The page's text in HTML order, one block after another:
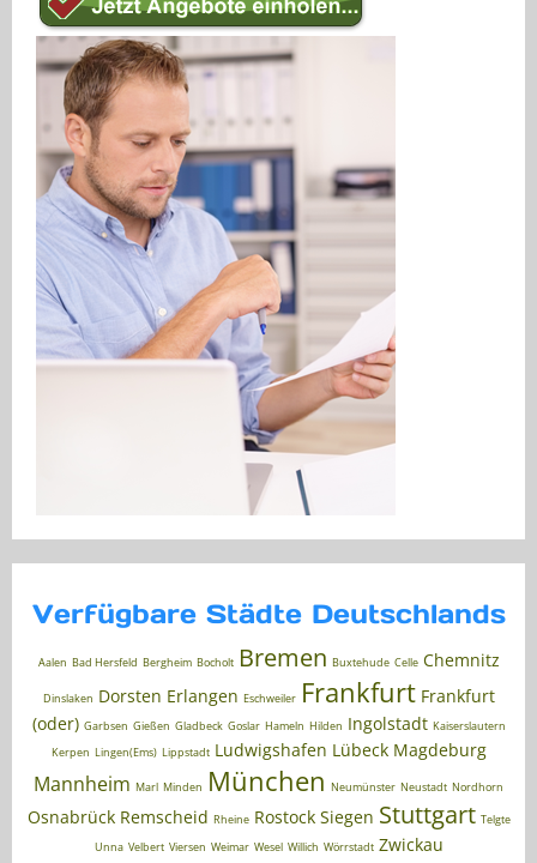
Verfügbare Städte Deutschlands
Aalen Bad Hersfeld Bergheim Bocholt Bremen Buxtehude Celle Chemnitz
Dinslaken Dorsten Erlangen Eschweiler Frankfurt Frankfurt
(oder) Garbsen Gießen Gladbeck Goslar Hameln Hilden Ingolstadt Kaiserslautern
Kerpen Lingen(Ems) Lippstadt Ludwigshafen Lübeck Magdeburg
Mannheim Marl Minden München Neumünster Neustadt Nordhorn
Osnabrück Remscheid Rheine Rostock Siegen Stuttgart Telgte
Unna Velbert Viersen Weimar Wesel Willich Wörrstadt Zwickau